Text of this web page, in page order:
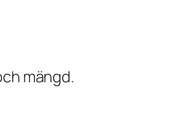
mängd.